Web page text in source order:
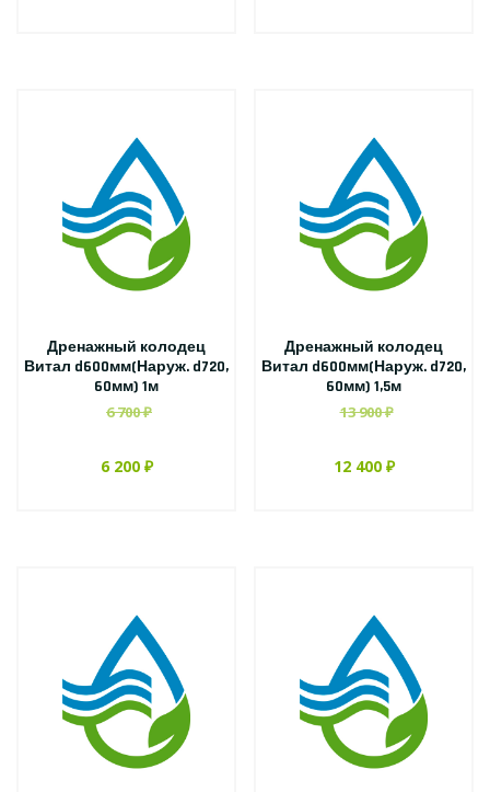
Дренажный колодец
Витал d600мм(Наруж. d720,
60мм) 1м
6 700 ₽
6 200 ₽
Дренажный колодец
Витал d600мм(Наруж. d720,
60мм) 1,5м
13 900 ₽
12 400 ₽